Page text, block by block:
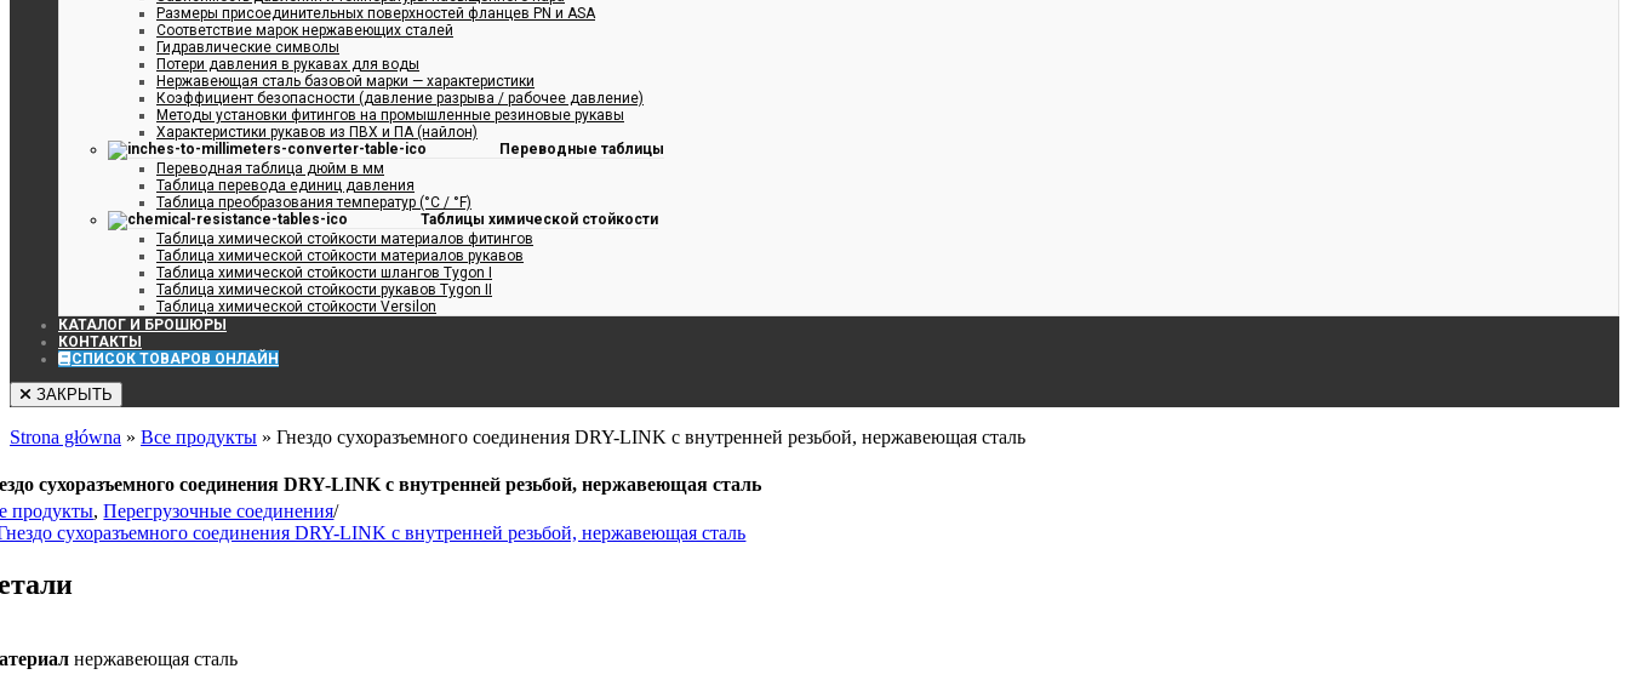
Размеры присоединительных поверхностей фланцев PN и ASA
Соответствие марок нержавеющих сталей
Гидравлические символы
Потери давления в рукавах для воды
Нержавеющая сталь базовой марки — характеристики
Коэффициент безопасности (давление разрыва / рабочее давление)
Методы установки фитингов на промышленные резиновые рукавы
Характеристики рукавов из ПВХ и ПА (найлон)
Переводные таблицы
Переводная таблица дюйм в мм
Таблица перевода единиц давления
Таблица преобразования температур (°C / °F)
Таблицы химической стойкости
Таблица химической стойкости материалов фитингов
Таблица химической стойкости материалов рукавов
Таблица химической стойкости шлангов Tygon I
Таблица химической стойкости рукавов Tygon II
Таблица химической стойкости Versilon
КАТАЛОГ И БРОШЮРЫ
КОНТАКТЫ
СПИСОК ТОВАРОВ ОНЛАЙН
ЗАКРЫТЬ
Strona główna » Все продукты » Гнездо сухоразъемного соединения DRY-LINK с внутренней резьбой, нержавеющая сталь
сухоразъемного соединения DRY-LINK с внутренней резьбой, нержавеющая сталь
продукты,Перегрузочные соединения/
нержавеющая сталь